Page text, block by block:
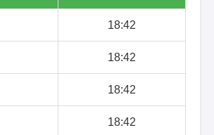
18:42
18:42
18:42
18:42